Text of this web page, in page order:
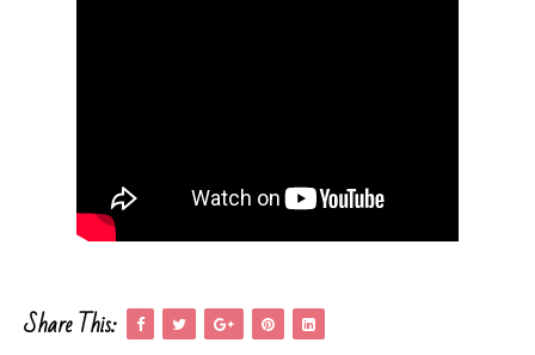
Share This: